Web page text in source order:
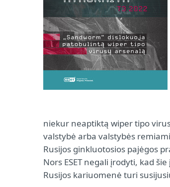
niekur neaptiktą wiper tipo
valstybė arba valstybės
Rusijos ginkluotosios pajėgos
Nors ESET negali įrodyti, kad
Rusijos kariuomenė turi